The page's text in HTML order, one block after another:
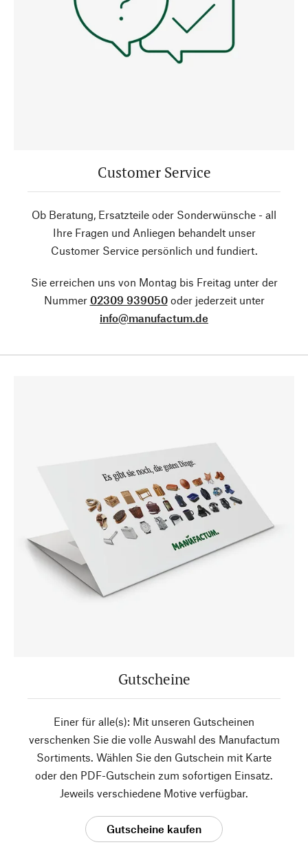
Customer Service
Ob Beratung, Ersatzteile oder Sonderwünsche - all
Ihre Fragen und Anliegen behandelt unser
Customer Service persönlich und fundiert.
Sie erreichen uns von Montag bis Freitag unter der
Nummer 02309 939050oder jederzeit unter
info@manufactum.de
Gutscheine
Einer für alle(s): Mit unseren Gutscheinen
verschenken Sie die volle Auswahl des Manufactum
Sortiments. Wählen Sie den Gutschein mit Karte
oder den PDF-Gutschein zum sofortigen Einsatz.
Jeweils verschiedene Motive verfügbar.
Gutscheine kaufen